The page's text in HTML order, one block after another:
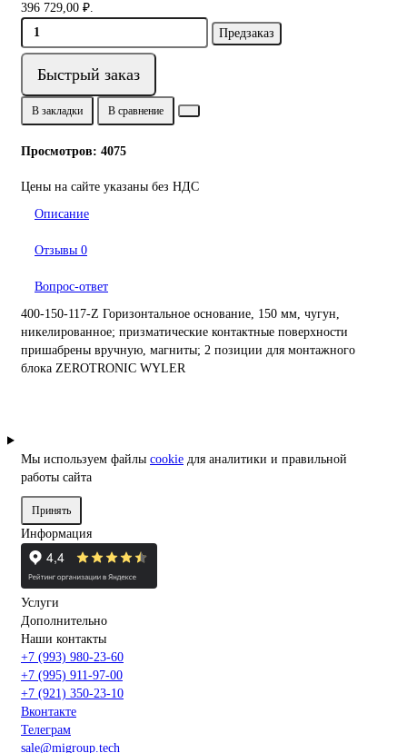
396 729,00 ₽.
Предзаказ
Быстрый заказ
В закладки В сравнение
Просмотров: 4075
Цены на сайте указаны без НДС
Описание
Отзывы 0
Вопрос-ответ
400-150-117-Z Горизонтальное основание, 150 мм, чугун,
никелированное; призматические контактные поверхности
пришабрены вручную, магниты; 2 позиции для монтажного
блока ZEROTRONIC WYLER
Мы используем файлы cookie для аналитики и правильной
работы сайта
Принять
Информация
Услуги
Дополнительно
Наши контакты
+7 (993) 980-23-60
+7 (995) 911-97-00
+7 (921) 350-23-10
Вконтакте
Телеграм
sale@migroup.tech